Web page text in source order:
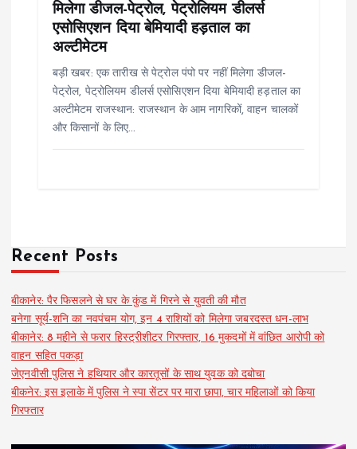
मिलेगा डीजल-पेट्रोल, पेट्रोलियम डीलर्स
एसोसिएशन दिया बेमियादी हड़ताल का
अल्टीमेटम
बड़ी खबर: एक तारीख से पेट्रोल पंपो पर नहीं मिलेगा डीजल-
पेट्रोल, पेट्रोलियम डीलर्स एसोसिएशन दिया बेमियादी हड़ताल का
अल्टीमेटम राजस्थान: राजस्थान के आम नागरिकों, वाहन चालकों
और किसानों के लिए…
Recent Posts
बीकानेर: पैर फिसलने से घर के कुंड में गिरने से युवती की मौत
बनेगा सूर्य-शनि का नवपंचम योग, इन 4 राशियों को मिलेगा जबरदस्त धन-लाभ
बीकानेर: 8 महीने से फरार हिस्ट्रीशीटर गिरफ्तार, 16 मुकदमों में वांछित आरोपी को
वाहन सहित पकड़ा
जेएनवीसी पुलिस ने हथियार और कारतूसों के साथ युवक को दबोचा
बीकनेर: इस इलाके में पुलिस ने स्पा सेंटर पर मारा छापा, चार महिलाओं को किया
गिरफ्तार